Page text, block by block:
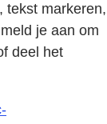
tekst markeren,
je aan om
deel het